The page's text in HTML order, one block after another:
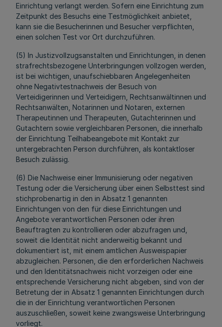
Einrichtung verlangt werden. Sofern eine Einrichtung zum
Zeitpunkt des Besuchs eine Testmöglichkeit anbietet,
kann sie die Besucherinnen und Besucher verpflichten,
einen solchen Test vor Ort durchzuführen.
(5) In Justizvollzugsanstalten und Einrichtungen, in denen
strafrechtsbezogene Unterbringungen vollzogen werden,
ist bei wichtigen, unaufschiebbaren Angelegenheiten
ohne Negativtestnachweis der Besuch von
Verteidigerinnen und Verteidigern, Rechtsanwältinnen und
Rechtsanwälten, Notarinnen und Notaren, externen
Therapeutinnen und Therapeuten, Gutachterinnen und
Gutachtern sowie vergleichbaren Personen, die innerhalb
der Einrichtung Teilhabeangebote mit Kontakt zur
untergebrachten Person durchführen, als kontaktloser
Besuch zulässig.
(6) Die Nachweise einer Immunisierung oder negativen
Testung oder die Versicherung über einen Selbsttest sind
stichprobenartig in den in Absatz 1 genannten
Einrichtungen von den für diese Einrichtungen und
Angebote verantwortlichen Personen oder ihren
Beauftragten zu kontrollieren oder abzufragen und,
soweit die Identität nicht anderweitig bekannt und
dokumentiert ist, mit einem amtlichen Ausweispapier
abzugleichen. Personen, die den erforderlichen Nachweis
und den Identitätsnachweis nicht vorzeigen oder eine
entsprechende Versicherung nicht abgeben, sind von der
Betretung der in Absatz 1 genannten Einrichtungen durch
die in der Einrichtung verantwortlichen Personen
auszuschließen, soweit keine zwangsweise Unterbringung
vorliegt.